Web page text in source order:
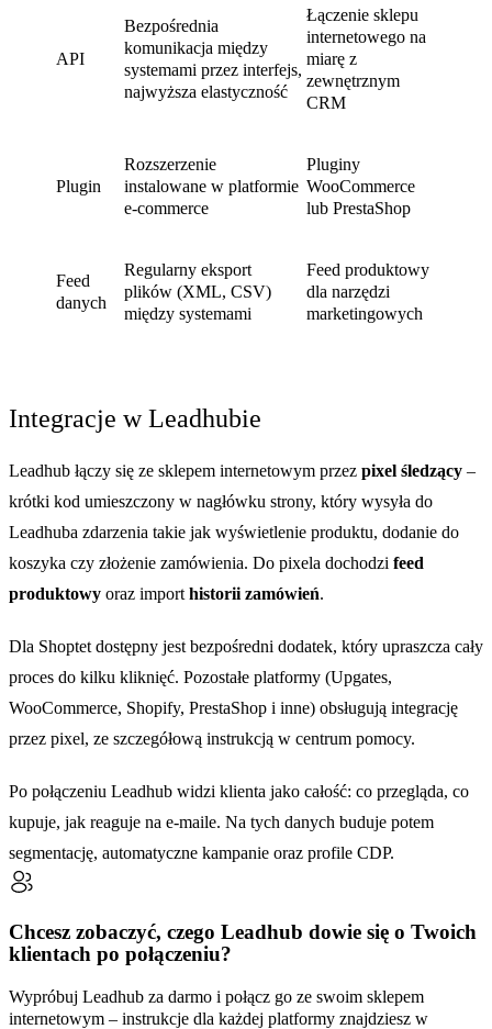
API
Bezpośrednia
komunikacja między
systemami przez interfejs,
najwyższa elastyczność
Łączenie sklepu
internetowego na
miarę z
zewnętrznym
CRM
Plugin
Rozszerzenie
instalowane w platformie
e-commerce
Pluginy
WooCommerce
lub PrestaShop
Feed
danych
Regularny eksport
plików (XML, CSV)
między systemami
Feed produktowy
dla narzędzi
marketingowych
Integracje w Leadhubie
Leadhub łączy się ze sklepem internetowym przez pixel śledzący –
krótki kod umieszczony w nagłówku strony, który wysyła do
Leadhuba zdarzenia takie jak wyświetlenie produktu, dodanie do
koszyka czy złożenie zamówienia. Do pixela dochodzi feed
produktowy oraz import historii zamówień.
Dla Shoptet dostępny jest bezpośredni dodatek, który upraszcza cały
proces do kilku kliknięć. Pozostałe platformy (Upgates,
WooCommerce, Shopify, PrestaShop i inne) obsługują integrację
przez pixel, ze szczegółową instrukcją w centrum pomocy.
Po połączeniu Leadhub widzi klienta jako całość: co przegląda, co
kupuje, jak reaguje na e-maile. Na tych danych buduje potem
segmentację, automatyczne kampanie oraz profile CDP.
Chcesz zobaczyć, czego Leadhub dowie się o Twoich
klientach po połączeniu?
Wypróbuj Leadhub za darmo i połącz go ze swoim sklepem
internetowym – instrukcje dla każdej platformy znajdziesz w